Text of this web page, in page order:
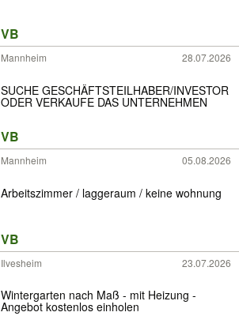
VB
Mannheim 28.07.2026
SUCHE GESCHÄFTSTEILHABER/INVESTOR
ODER VERKAUFE DAS UNTERNEHMEN
VB
Mannheim 05.08.2026
Arbeitszimmer / laggeraum / keine wohnung
VB
Ilvesheim 23.07.2026
Wintergarten nach Maß - mit Heizung -
Angebot kostenlos einholen